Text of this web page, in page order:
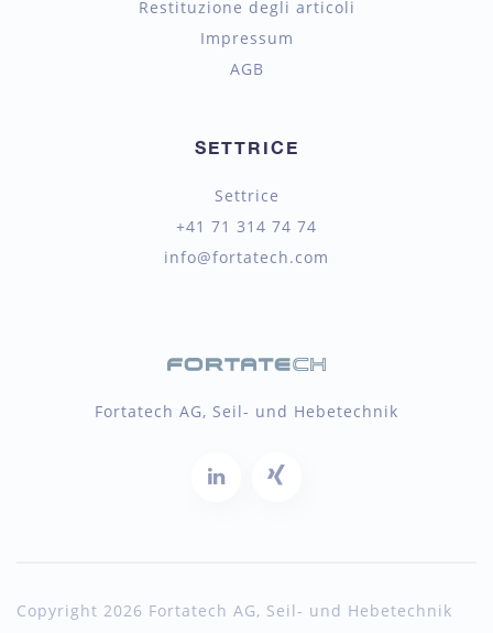
Restituzione degli articoli
Impressum
AGB
SETTRICE
Settrice
+41 71 314 74 74
info@fortatech.com
Fortatech AG, Seil- und Hebetechnik
Copyright 2026 Fortatech AG, Seil- und Hebetechnik